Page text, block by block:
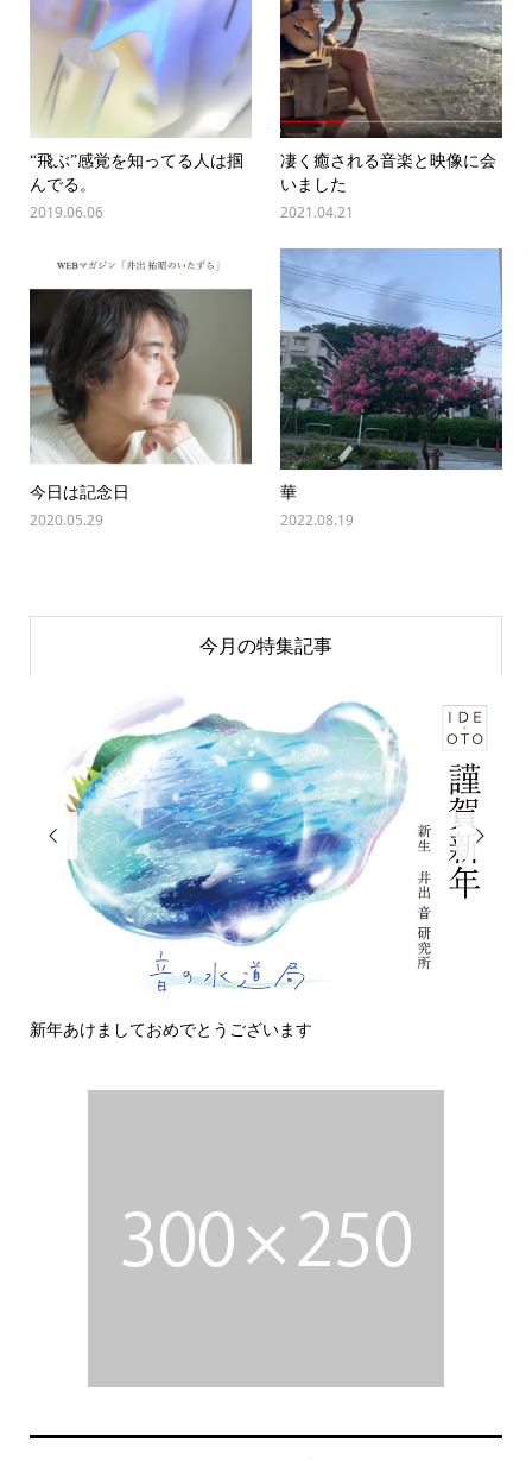
“飛ぶ”感覚を知ってる人は掴
んでる。
2019.06.06
凄く癒される音楽と映像に会
いました
2021.04.21
今日は記念日
2020.05.29
華
2022.08.19
今月の特集記事

新年あけましておめでとうございます
